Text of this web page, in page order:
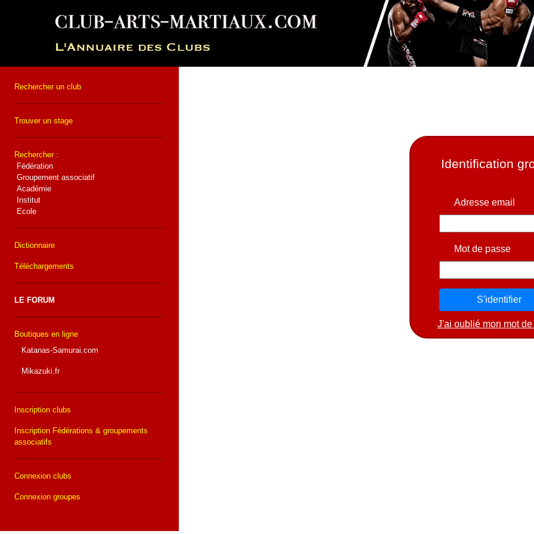
Rechercher un club
Trouver un stage
Rechercher :
Fédération
Groupement associatif
Académie
Institut
Ecole
Dictionnaire
Téléchargements
LE FORUM
Boutiques en ligne
Katanas-Samurai.com
Mikazuki.fr
Inscription clubs
Inscription Fédérations & groupements
associatifs
Connexion clubs
Connexion groupes
Identification
Adresse email
Mot de passe
J'ai oublié mon mot